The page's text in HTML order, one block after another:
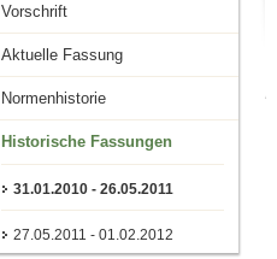
Vorschrift
Aktuelle Fassung
Normenhistorie
Historische Fassungen
31.01.2010 - 26.05.2011
27.05.2011 - 01.02.2012